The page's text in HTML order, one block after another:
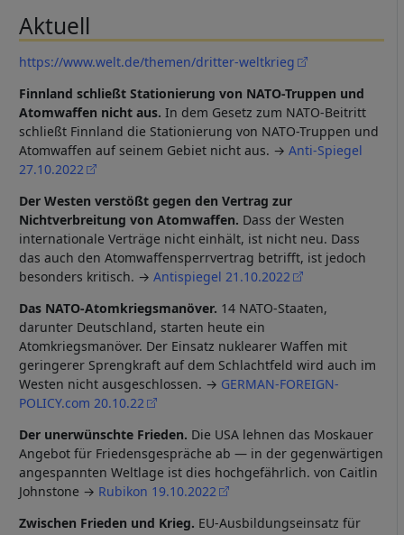
Aktuell
https://www.welt.de/themen/dritter-weltkrieg
Finnland schließt Stationierung von NATO-Truppen und
Atomwaffen nicht aus. In dem Gesetz zum NATO-Beitritt
schließt Finnland die Stationierung von NATO-Truppen und
Atomwaffen auf seinem Gebiet nicht aus. → Anti-Spiegel
27.10.2022
Der Westen verstößt gegen den Vertrag zur
Nichtverbreitung von Atomwaffen. Dass der Westen
internationale Verträge nicht einhält, ist nicht neu. Dass
das auch den Atomwaffensperrvertrag betrifft, ist jedoch
besonders kritisch. → Antispiegel 21.10.2022
Das NATO-Atomkriegsmanöver. 14 NATO-Staaten,
darunter Deutschland, starten heute ein
Atomkriegsmanöver. Der Einsatz nuklearer Waffen mit
geringerer Sprengkraft auf dem Schlachtfeld wird auch im
Westen nicht ausgeschlossen. → GERMAN-FOREIGN-
POLICY.com 20.10.22
Der unerwünschte Frieden. Die USA lehnen das Moskauer
Angebot für Friedensgespräche ab — in der gegenwärtigen
angespannten Weltlage ist dies hochgefährlich. von Caitlin
Johnstone → Rubikon 19.10.2022
Zwischen Frieden und Krieg. EU-Ausbildungseinsatz für